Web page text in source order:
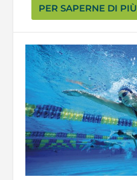
PER SAPERNE DI PIÙ